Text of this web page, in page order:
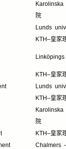
Karolinska
院
Lunds
KTH–皇家
KTH–皇家
Lunds
KTH–皇家
Karolinska
院
KTH–皇家
Chalmers